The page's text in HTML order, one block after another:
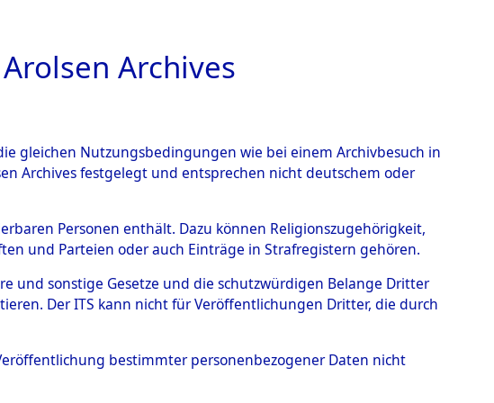
BILD
oder
das KZ Buchenwald und das
ab Ende 1944 bis
→0145 (84625164)
Archives
gleichen Nutzungsbedingungen wie bei einem Archivbesuch in
Archives festgelegt und entsprechen nicht deutschem oder
Personen enthält. Dazu können Religionszugehörigkeit,
und Parteien oder auch Einträge in Strafregistern gehören.
und sonstige Gesetze und die schutzwürdigen Belange Dritter
Der ITS kann nicht für Veröffentlichungen Dritter, die durch
bestimmter personenbezogener Daten nicht